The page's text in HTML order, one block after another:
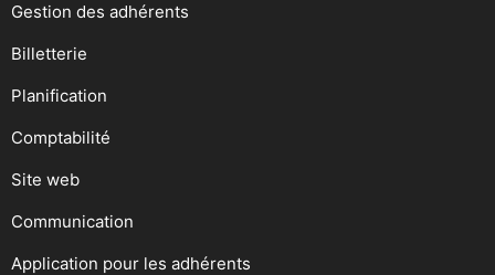
Gestion des adhérents
Billetterie
Planification
Comptabilité
Site web
Communication
Application pour les adhérents